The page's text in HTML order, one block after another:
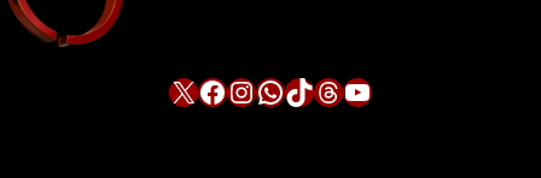
X Facebook InstagramWhatsApp TikTok Threads YouTube